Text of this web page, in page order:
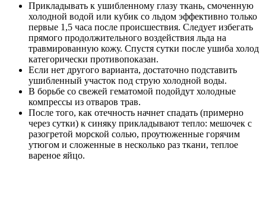
Прикладывать к ушибленному глазу ткань, смоченную
холодной водой или кубик со льдом эффективно только
первые 1,5 часа после происшествия. Следует избегать
прямого продолжительного воздействия льда на
травмированную кожу. Спустя сутки после ушиба холод
категорически противопоказан.
Если нет другого варианта, достаточно подставить
ушибленный участок под струю холодной воды.
В борьбе со свежей гематомой подойдут холодные
компрессы из отваров трав.
После того, как отечность начнет спадать (примерно
через сутки) к синяку прикладывают тепло: мешочек с
разогретой морской солью, проутюженные горячим
утюгом и сложенные в несколько раз ткани, теплое
вареное яйцо.